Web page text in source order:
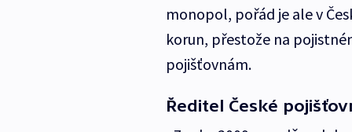
monopol, pořád je ale v
korun, přestože na
pojišťovnám.
Ředitel České